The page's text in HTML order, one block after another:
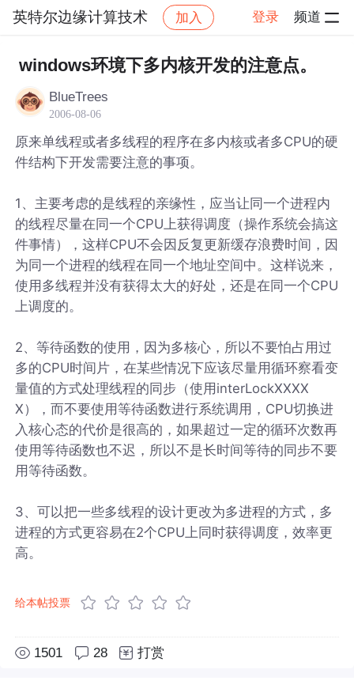
英特尔边缘计算技术 加入 登录 频道
社区 英特尔边缘计算技术 帖子详情
windows环境下多内核开发的注意点。
BlueTrees
2006-08-06
原来单线程或者多线程的程序在多内核或者多CPU的硬
件结构下开发需要注意的事项。
1、主要考虑的是线程的亲缘性，应当让同一个进程内
的线程尽量在同一个CPU上获得调度（操作系统会搞这
件事情），这样CPU不会因反复更新缓存浪费时间，因
为同一个进程的线程在同一个地址空间中。这样说来，
使用多线程并没有获得太大的好处，还是在同一个CPU
上调度的。
2、等待函数的使用，因为多核心，所以不要怕占用过
多的CPU时间片，在某些情况下应该尽量用循环察看变
量值的方式处理线程的同步（使用interLockXXXX
X），而不要使用等待函数进行系统调用，CPU切换进
入核心态的代价是很高的，如果超过一定的循环次数再
使用等待函数也不迟，所以不是长时间等待的同步不要
用等待函数。
3、可以把一些多线程的设计更改为多进程的方式，多
进程的方式更容易在2个CPU上同时获得调度，效率更
高。
给本帖投票
1501 28 打赏